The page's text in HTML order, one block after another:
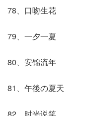
78、口吻生花
79、一夕一夏
80、安锦流年
81、午後の夏天